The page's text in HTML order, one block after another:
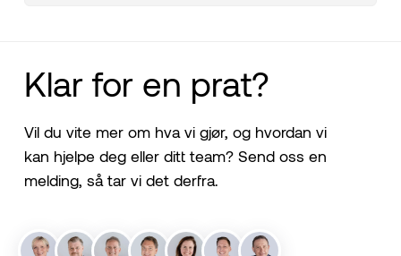
Klar for en prat?
Vil du vite mer om hva vi gjør, og hvordan vi
kan hjelpe deg eller ditt team? Send oss en
melding, så tar vi det derfra.